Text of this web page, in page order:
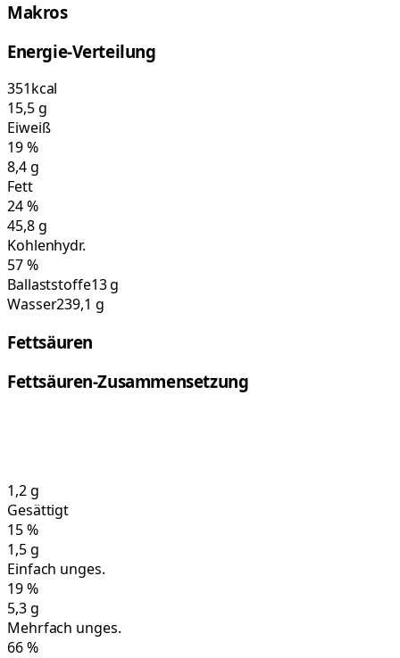
Makros
Energie-Verteilung
351kcal
15,5g
Eiweiß
19%
8,4g
Fett
24%
45,8g
Kohlenhydr.
57%
Ballaststoffe13 g
Wasser239,1 g
Fettsäuren
Fettsäuren-Zusammensetzung
1,2g
Gesättigt
15%
1,5g
Einfach unges.
19%
5,3g
Mehrfach unges.
66%